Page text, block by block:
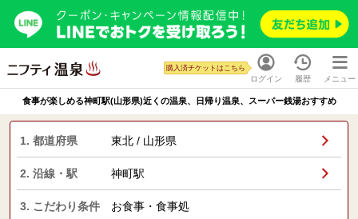
ログイン
購入済チケットはこちら
履歴 メニュー
食事が楽しめる神町駅(山形県)近くの温泉、日帰り温泉、スーパー銭湯おすすめ
1. 都道府県 東北 / 山形県
2. 沿線・駅 神町駅
3. こだわり条件 お食事・食事処